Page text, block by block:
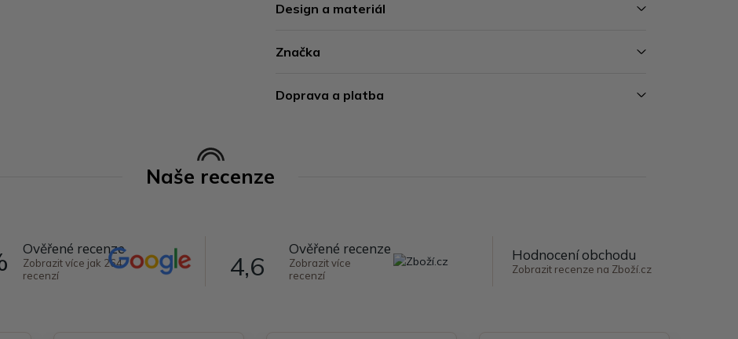
Design a materiál
Značka
Doprava a platba
Naše recenze
Ověřené recenze
Zobrazit více jak 264
recenzí
4,6
Ověřené recenze
Zobrazit více
recenzí
Hodnocení obchodu
Zobrazit recenze na Zboží.cz